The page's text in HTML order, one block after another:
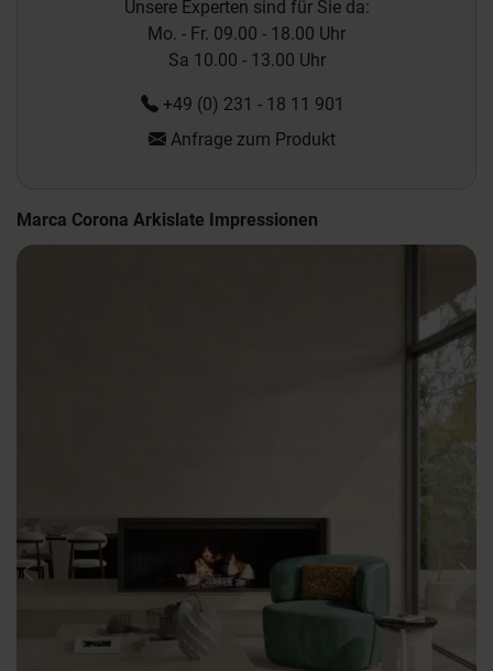
Unsere Experten sind für Sie da:
Mo. - Fr. 09.00 - 18.00 Uhr
Sa 10.00 - 13.00 Uhr
+49 (0) 231 - 18 11 901
Anfrage zum Produkt
Marca Corona Arkislate Impressionen
Previous